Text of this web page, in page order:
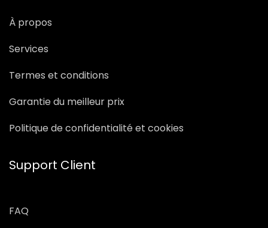
À propos
Services
Termes et conditions
Garantie du meilleur prix
Politique de confidentialité et cookies
Support Client
FAQ